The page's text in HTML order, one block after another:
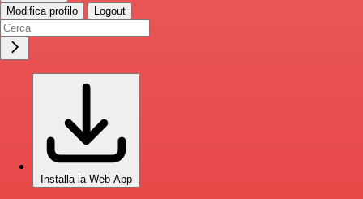
Modifica profilo Logout
Installa la Web App